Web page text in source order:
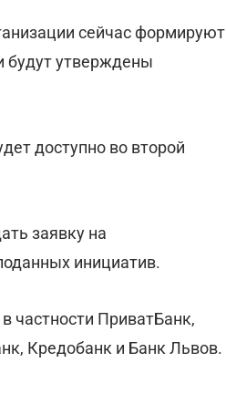
сейчас формируют
будут утверждены
доступно во второй
заявку на
инициатив.
частности ПриватБанк,
Кредобанк и Банк Львов.